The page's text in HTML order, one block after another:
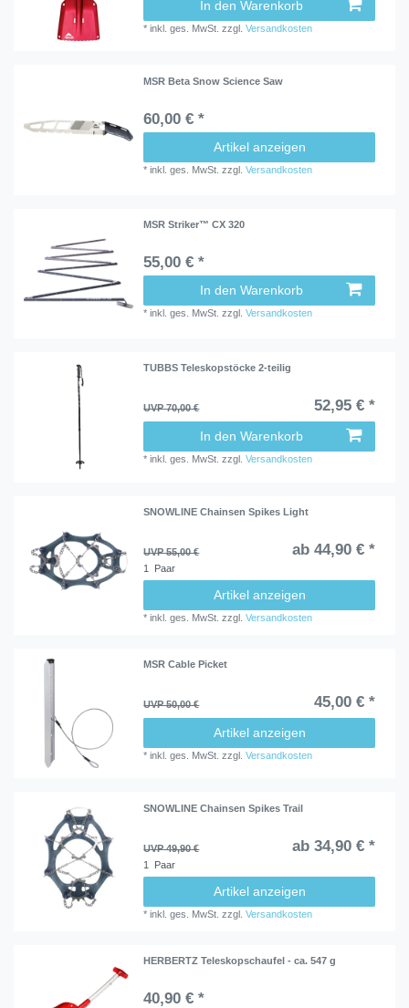
In den Warenkorb
*inkl. ges. MwSt. zzgl.Versandkosten
MSR Beta Snow Science Saw
60,00 € *
Artikel anzeigen
*inkl. ges. MwSt. zzgl.Versandkosten
MSR Striker™ CX 320
55,00 € *
In den Warenkorb
*inkl. ges. MwSt. zzgl.Versandkosten
TUBBS Teleskopstöcke 2-teilig
UVP 70,00 € 52,95 € *
In den Warenkorb
*inkl. ges. MwSt. zzgl.Versandkosten
SNOWLINE Chainsen Spikes Light
UVP 55,00 € ab 44,90 € *
1 Paar
Artikel anzeigen
*inkl. ges. MwSt. zzgl.Versandkosten
MSR Cable Picket
UVP 50,00 € 45,00 € *
Artikel anzeigen
*inkl. ges. MwSt. zzgl.Versandkosten
SNOWLINE Chainsen Spikes Trail
UVP 49,90 € ab 34,90 € *
1 Paar
Artikel anzeigen
*inkl. ges. MwSt. zzgl.Versandkosten
HERBERTZ Teleskopschaufel - ca. 547 g
40,90 € *